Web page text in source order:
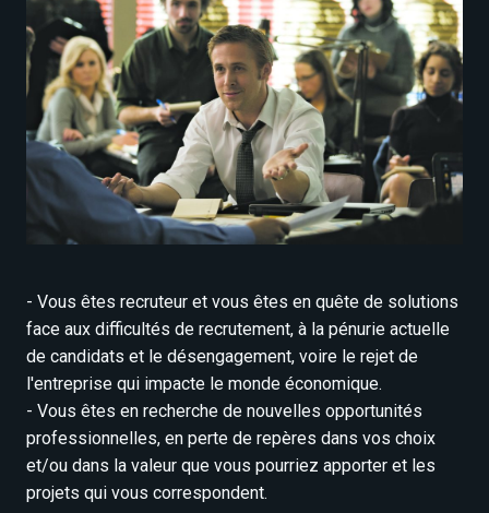
- Vous êtes recruteur et vous êtes en quête de solutions
face aux difficultés de recrutement, à la pénurie actuelle
de candidats et le désengagement, voire le rejet de
l'entreprise qui impacte le monde économique.
- Vous êtes en recherche de nouvelles opportunités
professionnelles, en perte de repères dans vos choix
et/ou dans la valeur que vous pourriez apporter et les
projets qui vous correspondent.